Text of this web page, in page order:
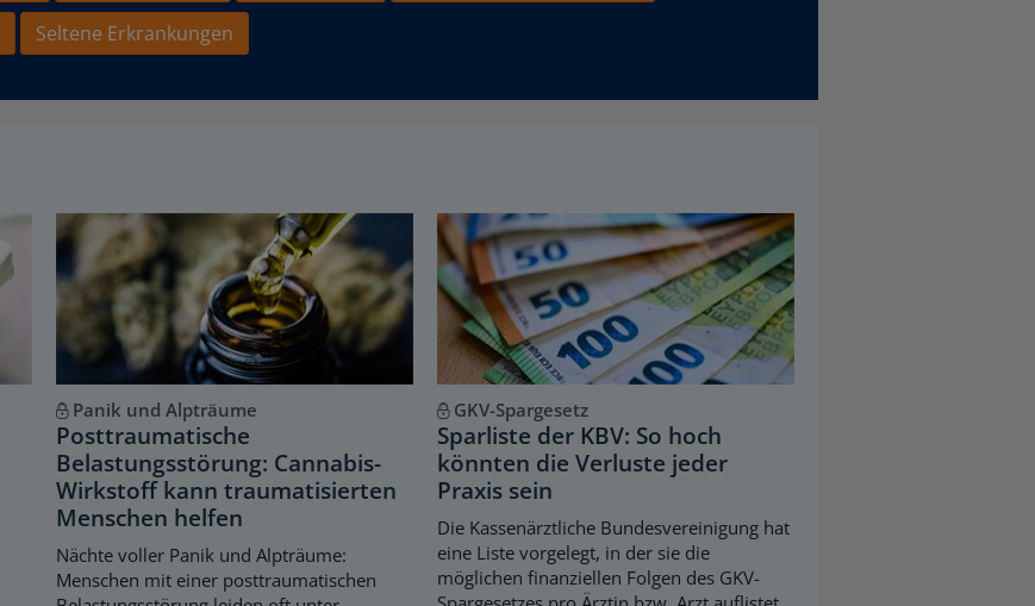
Seltene Erkrankungen
Panik und Alpträume
Posttraumatische
Belastungsstörung: Cannabis-
Wirkstoff kann traumatisierten
Menschen helfen
Nächte voller Panik und Alpträume:
Menschen mit einer posttraumatischen
GKV-Spargesetz
Sparliste der KBV: So hoch
könnten die Verluste jeder
Praxis sein
Die Kassenärztliche Bundesvereinigung hat
eine Liste vorgelegt, in der sie die
möglichen finanziellen Folgen des GKV-